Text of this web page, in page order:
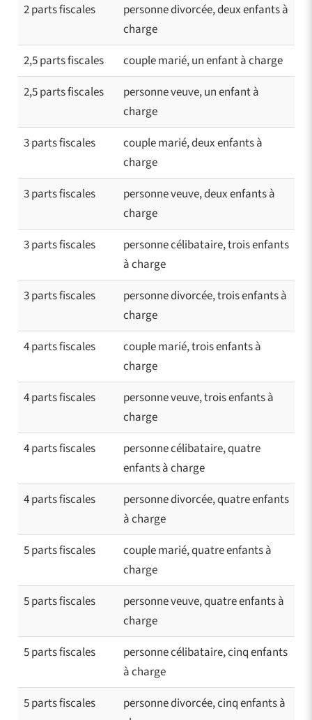
2 parts fiscales
personne divorcée, deux enfants à
charge
2,5 parts fiscales
couple marié, un enfant à charge
2,5 parts fiscales
personne veuve, un enfant à
charge
3 parts fiscales
couple marié, deux enfants à
charge
3 parts fiscales
personne veuve, deux enfants à
charge
3 parts fiscales
personne célibataire, trois enfants
à charge
3 parts fiscales
personne divorcée, trois enfants à
charge
4 parts fiscales
couple marié, trois enfants à
charge
4 parts fiscales
personne veuve, trois enfants à
charge
4 parts fiscales
personne célibataire, quatre
enfants à charge
4 parts fiscales
personne divorcée, quatre enfants
à charge
5 parts fiscales
couple marié, quatre enfants à
charge
5 parts fiscales
personne veuve, quatre enfants à
charge
5 parts fiscales
personne célibataire, cinq enfants
à charge
5 parts fiscales
personne divorcée, cinq enfants à